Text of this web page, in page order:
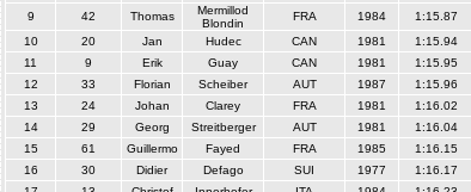
9
42 Thomas
Mermillod
Blondin
FRA 1984 1:15.87
10
20 Jan Hudec CAN 1981 1:15.94
11
9 Erik Guay CAN 1981 1:15.95
12
33 Florian Scheiber AUT 1987 1:15.96
13
24 Johan Clarey FRA 1981 1:16.02
14
29 Georg Streitberger AUT 1981 1:16.04
15
61 Guillermo Fayed FRA 1985 1:16.15
16
30 Didier Defago SUI 1977 1:16.17